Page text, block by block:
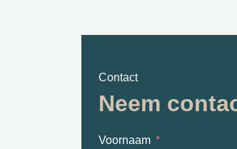
Contact
Neem
Voornaam